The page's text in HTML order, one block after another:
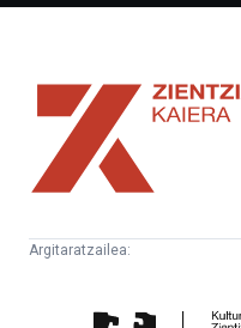
Zientzia
Kaiera
Argitaratzailea:
Zientifikoko